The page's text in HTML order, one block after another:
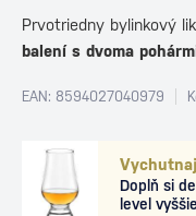
Doplň si
level
Prvotriedny bylinkový
balení s dvoma
EAN: 8594027040979